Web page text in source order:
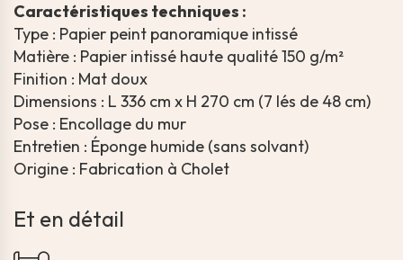
Caractéristiques techniques :
Type : Papier peint panoramique intissé
Matière : Papier intissé haute qualité 150 g/m²
Finition : Mat doux
Dimensions : L 336 cm x H 270 cm (7 lés de 48 cm)
Pose : Encollage du mur
Entretien : Éponge humide (sans solvant)
Origine : Fabrication à Cholet
Et en détail